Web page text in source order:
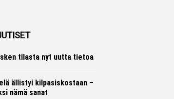
tilasta nyt uutta tietoa
ällistyi kilpasiskostaan –
nämä sanat